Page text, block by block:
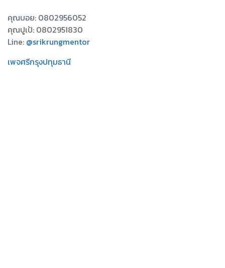
คุณบอย: 0802956052
คุณปูเป้: 0802951830
Line: @srikrungmentor
เพจศรีกรุงปทุมธานี